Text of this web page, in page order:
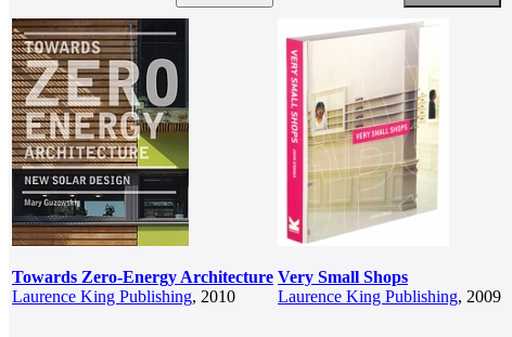
Towards Zero-Energy Architecture
Laurence King Publishing, 2010
Very Small Shops
Laurence King Publishing, 2009